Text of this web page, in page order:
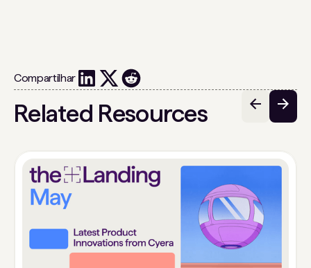
Compartilhar
Related Resources